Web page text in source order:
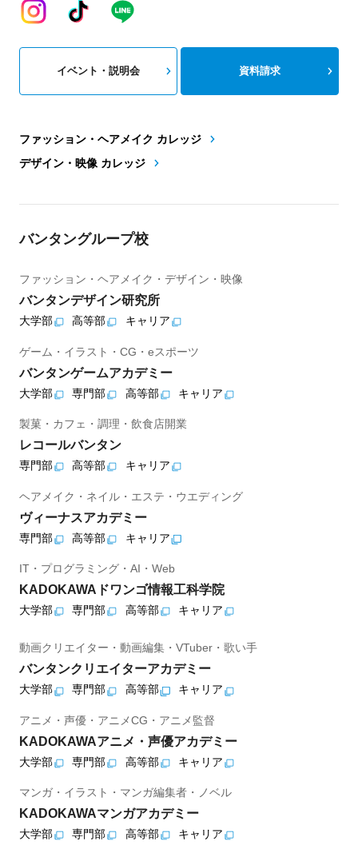
ファッション・ヘアメイク カレッジ
デザイン・映像 カレッジ
イベント・説明会 資料請求
バンタングループ校
ファッション・ヘアメイク・デザイン・映像
バンタンデザイン研究所
大学部 高等部 キャリア
ゲーム・イラスト・CG・eスポーツ
バンタンゲームアカデミー
大学部 専門部 高等部 キャリア
製菓・カフェ・調理・飲食店開業
レコールバンタン
専門部 高等部 キャリア
ヘアメイク・ネイル・エステ・ウエディング
ヴィーナスアカデミー
専門部 高等部 キャリア
IT・プログラミング・AI・Web
KADOKAWAドワンゴ情報工科学院
大学部 専門部 高等部 キャリア
動画クリエイター・動画編集・VTuber・歌い手
バンタンクリエイターアカデミー
大学部 専門部 高等部 キャリア
アニメ・声優・アニメCG・アニメ監督
KADOKAWAアニメ・声優アカデミー
大学部 専門部 高等部 キャリア
マンガ・イラスト・マンガ編集者・ノベル
KADOKAWAマンガアカデミー
大学部 専門部 高等部 キャリア